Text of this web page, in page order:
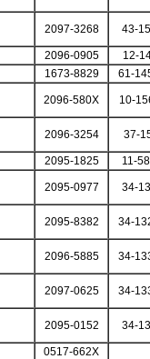
2097-3268 43-
2096-0905
12-
1673-8829 61-
2096-580X 10-
2096-3254 37-
2095-1825 11-
2095-0977 34-
2095-8382 34-
2096-5885 34-
2097-0625 34-
2095-0152 34-
0517-662X